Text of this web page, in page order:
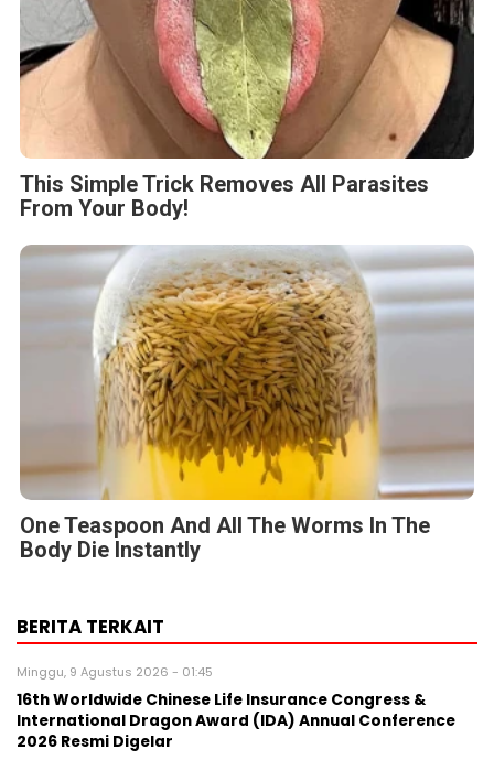
This Simple Trick Removes All Parasites
From Your Body!
One Teaspoon And All The Worms In The
Body Die Instantly
BERITA TERKAIT
Minggu, 9 Agustus 2026 - 01:45
16th Worldwide Chinese Life Insurance Congress &
International Dragon Award (IDA) Annual Conference
2026 Resmi Digelar